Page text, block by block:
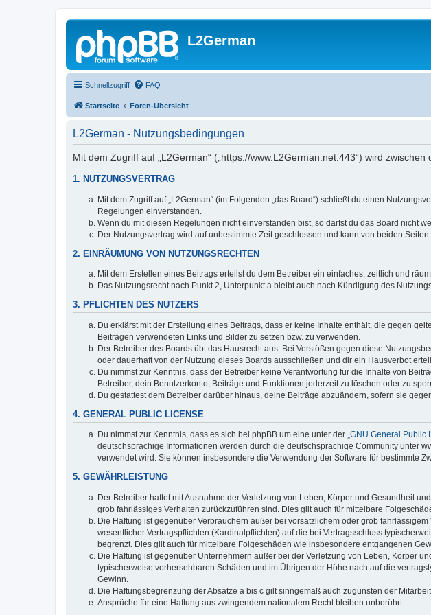
L2German
Schnellzugriff FAQ
Startseite Foren-Übersicht
L2German - Nutzungsbedingungen
Mit dem Zugriff auf „L2German“ („https://www.L2German.net:443“) wird
1. NUTZUNGSVERTRAG
Mit dem Zugriff auf „L2German“ (im Folgenden „das Board“) schließt du einen
Regelungen einverstanden.
Wenn du mit diesen Regelungen nicht einverstanden bist, so darfst du das Board nicht
Der Nutzungsvertrag wird auf unbestimmte Zeit geschlossen und kann von beiden
2. EINRÄUMUNG VON NUTZUNGSRECHTEN
Mit dem Erstellen eines Beitrags erteilst du dem Betreiber ein einfaches, zeitlich und
Das Nutzungsrecht nach Punkt 2, Unterpunkt a bleibt auch nach Kündigung des
3. PFLICHTEN DES NUTZERS
Du erklärst mit der Erstellung eines Beitrags, dass er keine Inhalte enthält, die gegen
Beiträgen verwendeten Links und Bilder zu setzen bzw. zu verwenden.
Der Betreiber des Boards übt das Hausrecht aus. Bei Verstößen gegen diese
oder dauerhaft von der Nutzung dieses Boards ausschließen und dir ein Hausverbot
Du nimmst zur Kenntnis, dass der Betreiber keine Verantwortung für die Inhalte von
Betreiber, dein Benutzerkonto, Beiträge und Funktionen jederzeit zu löschen oder zu
Du gestattest dem Betreiber darüber hinaus, deine Beiträge abzuändern, sofern sie
4. GENERAL PUBLIC LICENSE
Du nimmst zur Kenntnis, dass es sich bei phpBB um eine unter der „GNU General Public
deutschsprachige Informationen werden durch die deutschsprachige Community unter
verwendet wird. Sie können insbesondere die Verwendung der Software für bestimmte
5. GEWÄHRLEISTUNG
Der Betreiber haftet mit Ausnahme der Verletzung von Leben, Körper und Gesundheit
grob fahrlässiges Verhalten zurückzuführen sind. Dies gilt auch für mittelbare
Die Haftung ist gegenüber Verbrauchern außer bei vorsätzlichem oder grob
wesentlicher Vertragspflichten (Kardinalpflichten) auf die bei Vertragsschluss
begrenzt. Dies gilt auch für mittelbare Folgeschäden wie insbesondere entgangenen
Die Haftung ist gegenüber Unternehmern außer bei der Verletzung von Leben, Körper
typischerweise vorhersehbaren Schäden und im Übrigen der Höhe nach auf die
Gewinn.
Die Haftungsbegrenzung der Absätze a bis c gilt sinngemäß auch zugunsten der
Ansprüche für eine Haftung aus zwingendem nationalem Recht bleiben unberührt.